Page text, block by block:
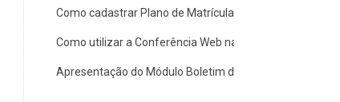
Como cadastrar Plano de Matrícula para Discente
Como utilizar a Conferência Web na Ufopa
Apresentação do Módulo Boletim de Serviços